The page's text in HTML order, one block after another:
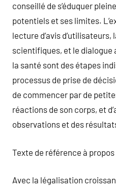
conseillé de s’éduquer
potentiels et ses limites.
lecture d’avis d’utilisateurs,
scientifiques, et le dialogue
la santé sont des étapes
processus de prise de
de commencer par de
réactions de son corps, et
observations et des
Texte de référence à propos
Avec la légalisation